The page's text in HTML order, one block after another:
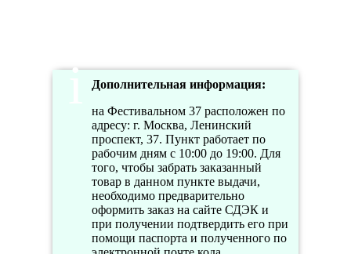
Дополнительная информация:
на Фестивальном 37 расположен по
адресу: г. Москва, Ленинский
проспект, 37. Пункт работает по
рабочим дням с 10:00 до 19:00. Для
того, чтобы забрать заказанный
товар в данном пункте выдачи,
необходимо предварительно
оформить заказ на сайте СДЭК и
при получении подтвердить его при
помощи паспорта и полученного по